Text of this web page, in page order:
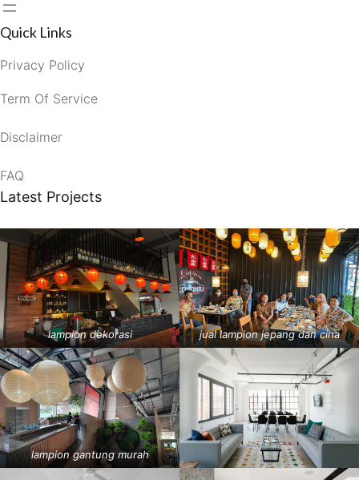
Quick Links
Privacy Policy
Term Of Service
Disclaimer
FAQ
Latest Projects
lampion dekorasi jual lampion jepang dan cina
lampion gantung murah